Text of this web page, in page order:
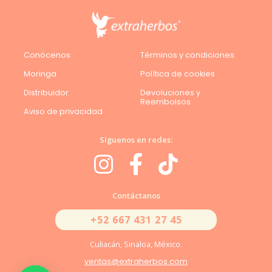
Conócenos
Moringa
Distribuidor
Aviso de privacidad
Términos y condiciones
Política de cookies
Devoluciones y
Reembolsos
Síguenos en redes:
Contáctanos
+52 667 431 27 45
Culiacán, Sinaloa, México.
ventas@extraherbos.com